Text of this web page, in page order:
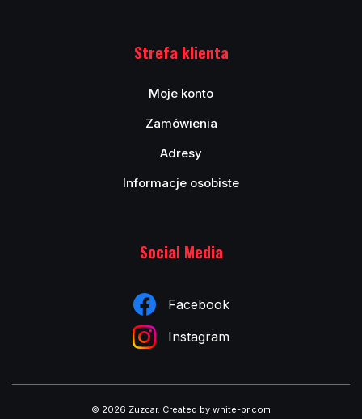
Strefa klienta
Moje konto
Zamówienia
Adresy
Informacje osobiste
Social Media
Facebook
Instagram
© 2026 Zuzcar. Created by white-pr.com